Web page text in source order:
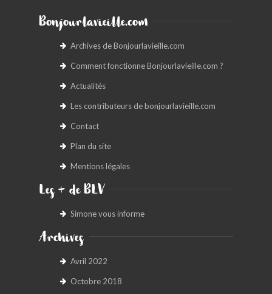
Bonjourlavieille.com
Archives de Bonjourlavieille.com
Comment fonctionne Bonjourlavieille.com ?
Actualités
Les contributeurs de bonjourlavieille.com
Contact
Plan du site
Mentions légales
Les + de BLV
Simone vous informe
Archives
Avril 2022
Octobre 2018